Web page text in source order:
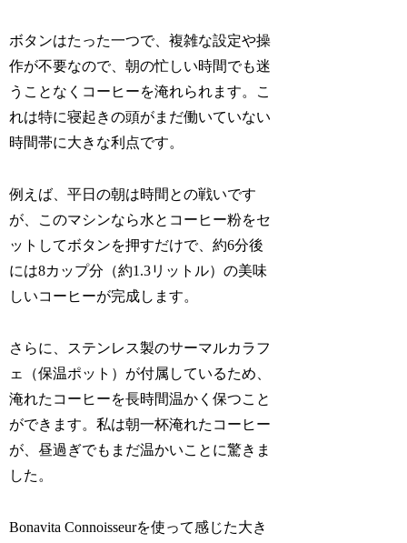
ボタンはたった一つで、複雑な設定や操
作が不要なので、朝の忙しい時間でも迷
うことなくコーヒーを淹れられます。こ
れは特に寝起きの頭がまだ働いていない
時間帯に大きな利点です。
例えば、平日の朝は時間との戦いです
が、このマシンなら水とコーヒー粉をセ
ットしてボタンを押すだけで、約6分後
には8カップ分（約1.3リットル）の美味
しいコーヒーが完成します。
さらに、ステンレス製のサーマルカラフ
ェ（保温ポット）が付属しているため、
淹れたコーヒーを長時間温かく保つこと
ができます。私は朝一杯淹れたコーヒー
が、昼過ぎでもまだ温かいことに驚きま
した。
Bonavita Connoisseurを使って感じた大き